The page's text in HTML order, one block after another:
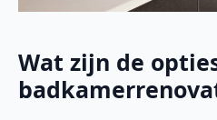
Wat zijn de